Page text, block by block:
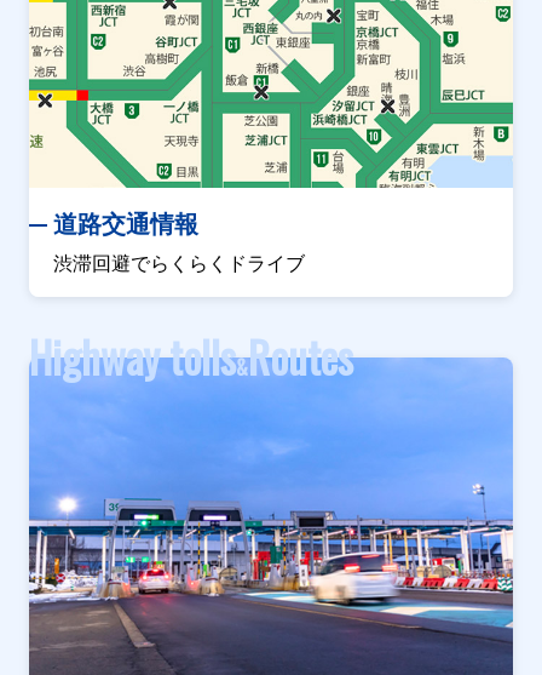
道路交通情報
渋滞回避でらくらくドライブ
Highway tolls&Routes